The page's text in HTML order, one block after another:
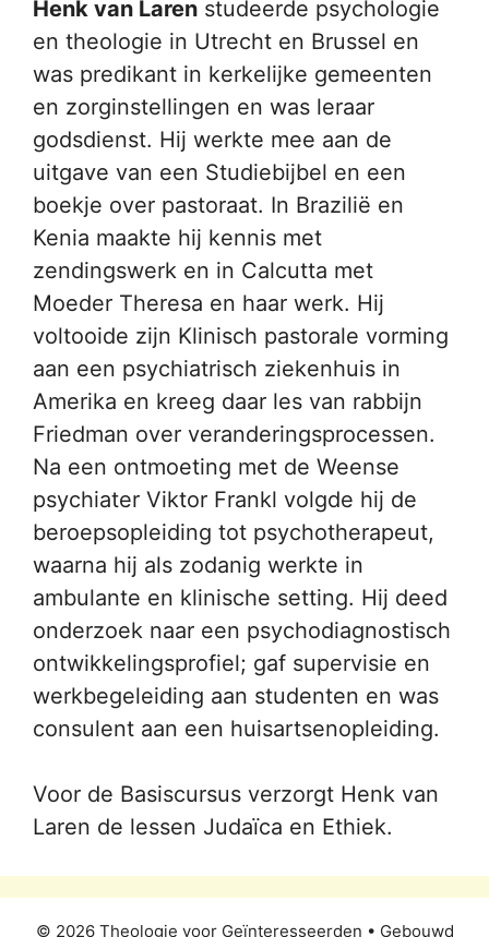
Henk van Laren studeerde psychologie
en theologie in Utrecht en Brussel en
was predikant in kerkelijke gemeenten
en zorginstellingen en was leraar
godsdienst. Hij werkte mee aan de
uitgave van een Studiebijbel en een
boekje over pastoraat. In Brazilië en
Kenia maakte hij kennis met
zendingswerk en in Calcutta met
Moeder Theresa en haar werk. Hij
voltooide zijn Klinisch pastorale vorming
aan een psychiatrisch ziekenhuis in
Amerika en kreeg daar les van rabbijn
Friedman over veranderingsprocessen.
Na een ontmoeting met de Weense
psychiater Viktor Frankl volgde hij de
beroepsopleiding tot psychotherapeut,
waarna hij als zodanig werkte in
ambulante en klinische setting. Hij deed
onderzoek naar een psychodiagnostisch
ontwikkelingsprofiel; gaf supervisie en
werkbegeleiding aan studenten en was
consulent aan een huisartsenopleiding.
Voor de Basiscursus verzorgt Henk van
Laren de lessen Judaïca en Ethiek.
© 2026 Theologie voor Geïnteresseerden • Gebouwd